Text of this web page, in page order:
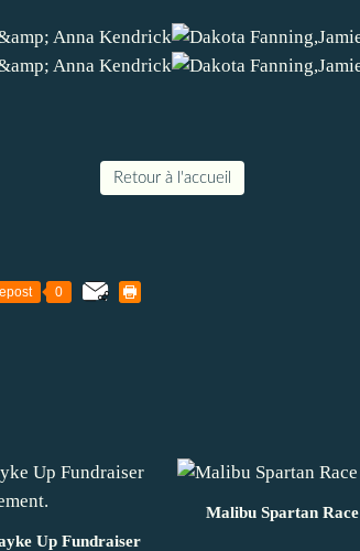
Retour à l'accueil
0
Up Fundraiser
Malibu Spartan Race